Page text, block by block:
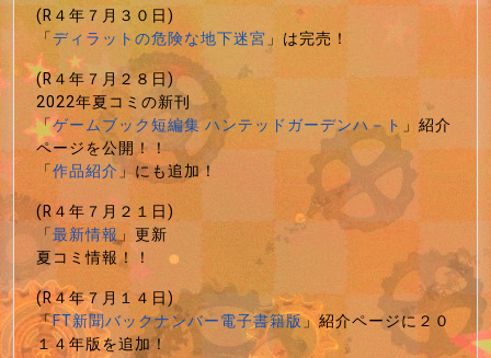
(R４年７月３０日)
「ディラットの危険な地下迷宮」は完売！
(R４年７月２８日)
2022年夏コミの新刊
「ゲームブック短編集 ハンテッドガーデンハ－ト 」紹介
ページを公開！！
「作品紹介」にも追加！
(R４年７月２１日)
「最新情報」更新
夏コミ情報！！
(R４年７月１４日)
「FT新聞バックナンバー電子書籍版」紹介ページに２０
１４年版を追加！